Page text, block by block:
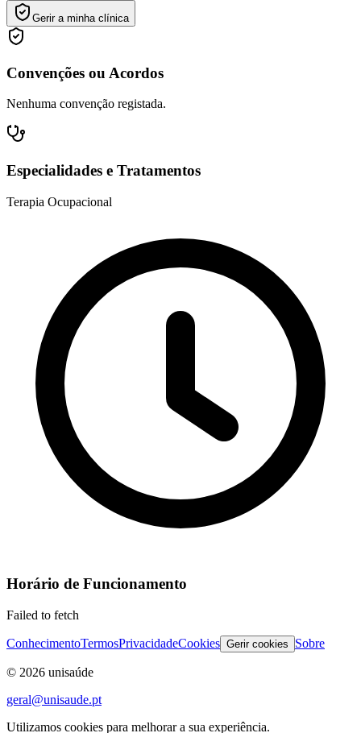
Gerir a minha clínica
Convenções ou Acordos
Nenhuma convenção registada.
Especialidades e Tratamentos
Terapia Ocupacional
Horário de Funcionamento
Failed to fetch
ConhecimentoTermosPrivacidadeCookies Gerir cookies Sobre
© 2026 unisaúde
geral@unisaude.pt
Utilizamos cookies para melhorar a sua experiência.